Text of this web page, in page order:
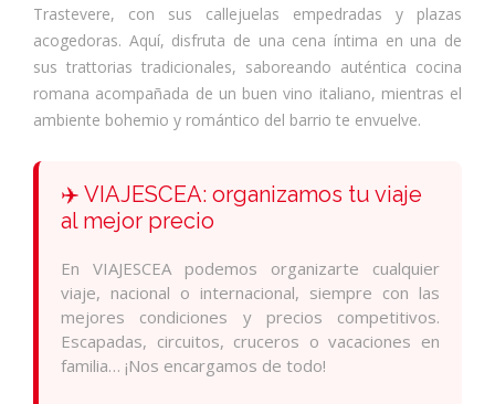
Trastevere, con sus callejuelas empedradas y plazas
acogedoras. Aquí, disfruta de una cena íntima en una de
sus trattorias tradicionales, saboreando auténtica cocina
romana acompañada de un buen vino italiano, mientras el
ambiente bohemio y romántico del barrio te envuelve.
✈️ VIAJESCEA: organizamos tu viaje
al mejor precio
En VIAJESCEA podemos organizarte cualquier
viaje, nacional o internacional, siempre con las
mejores condiciones y precios competitivos.
Escapadas, circuitos, cruceros o vacaciones en
familia… ¡Nos encargamos de todo!